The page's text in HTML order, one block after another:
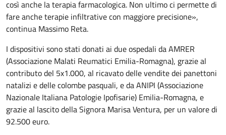
così anche la terapia farmacologica. Non ultimo ci permette di
fare anche terapie infiltrative con maggiore precisione»,
continua Massimo Reta.
I dispositivi sono stati donati ai due ospedali da AMRER
(Associazione Malati Reumatici Emilia-Romagna), grazie al
contributo del 5x1.000, al ricavato delle vendite dei panettoni
natalizi e delle colombe pasquali, e da ANIPI (Associazione
Nazionale Italiana Patologie Ipofisarie) Emilia-Romagna, e
grazie al lascito della Signora Marisa Ventura, per un valore di
92.500 euro.